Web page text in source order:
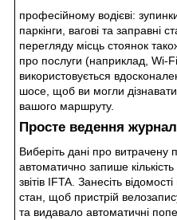
професійному водієві:
паркінги, вагові та заправні
перегляду місць стоянок
про послуги (наприклад, Wi-
використовується
шосе, щоб ви могли
вашого маршруту.
Просте ведення
Виберіть дані про витрачену
автоматично запише
звітів IFTA. Занесіть
стан, щоб пристрій
та видавало автоматичні